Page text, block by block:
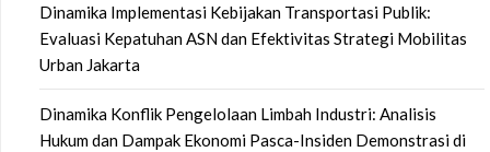
Dinamika Implementasi Kebijakan Transportasi Publik:
Evaluasi Kepatuhan ASN dan Efektivitas Strategi Mobilitas
Urban Jakarta
Dinamika Konflik Pengelolaan Limbah Industri: Analisis
Hukum dan Dampak Ekonomi Pasca-Insiden Demonstrasi di